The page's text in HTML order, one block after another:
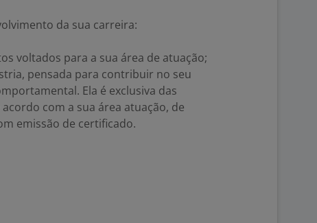
da sua carreira:
voltados para a sua área de atuação;
pensada para contribuir no seu
Ela é exclusiva das
com a sua área atuação, de
emissão de certificado.